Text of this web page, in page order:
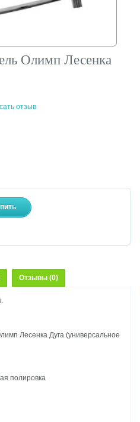
Олимп Лесенка
отзыв
Отзывы (0)
Лесенка Дуга (универсальное
полировка